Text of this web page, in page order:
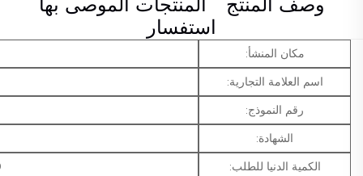
استفسار
مكان المنشأ:
اسم العلامة التجارية:
رقم النموذج:
الشهادة:
الكمية الدنيا للطلب: